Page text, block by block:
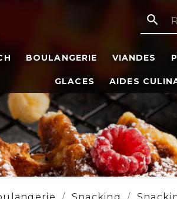
search
BOULANGERIE VIANDES
GLACES AIDES